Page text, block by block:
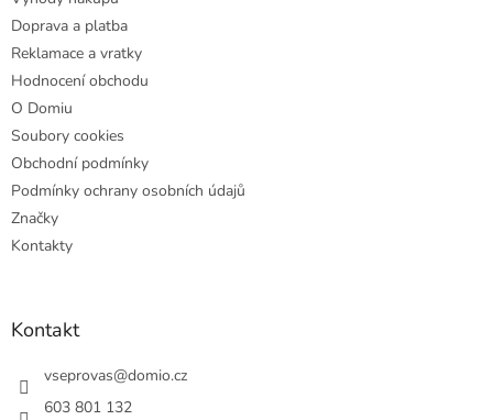
Doprava a platba
Reklamace a vratky
Hodnocení obchodu
O Domiu
Soubory cookies
Obchodní podmínky
Podmínky ochrany osobních údajů
Značky
Kontakty
Kontakt
vseprovas@domio.cz
603 801 132